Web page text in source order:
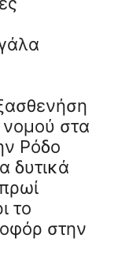
στα
Ρόδο
δυτικά
το
στην